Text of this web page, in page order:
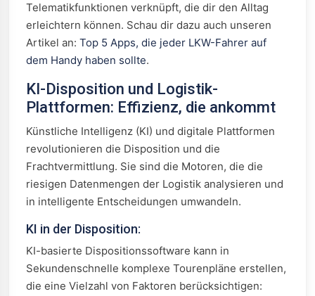
Telematikfunktionen verknüpft, die dir den Alltag
erleichtern können. Schau dir dazu auch unseren
Artikel an: Top 5 Apps, die jeder LKW-Fahrer auf
dem Handy haben sollte.
KI-Disposition und Logistik-
Plattformen: Effizienz, die ankommt
Künstliche Intelligenz (KI) und digitale Plattformen
revolutionieren die Disposition und die
Frachtvermittlung. Sie sind die Motoren, die die
riesigen Datenmengen der Logistik analysieren und
in intelligente Entscheidungen umwandeln.
KI in der Disposition:
KI-basierte Dispositionssoftware kann in
Sekundenschnelle komplexe Tourenpläne erstellen,
die eine Vielzahl von Faktoren berücksichtigen: